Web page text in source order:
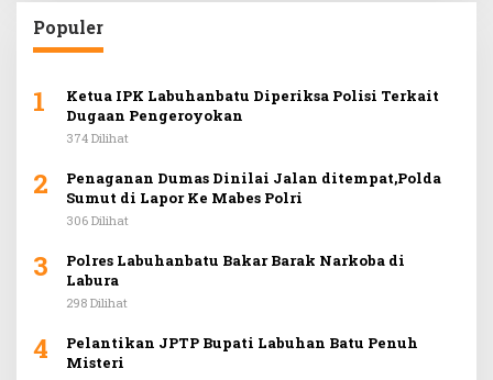
Populer
1
Ketua IPK Labuhanbatu Diperiksa Polisi Terkait
Dugaan Pengeroyokan
374 Dilihat
2
Penaganan Dumas Dinilai Jalan ditempat,Polda
Sumut di Lapor Ke Mabes Polri
306 Dilihat
3
Polres Labuhanbatu Bakar Barak Narkoba di
Labura
298 Dilihat
4
Pelantikan JPTP Bupati Labuhan Batu Penuh
Misteri